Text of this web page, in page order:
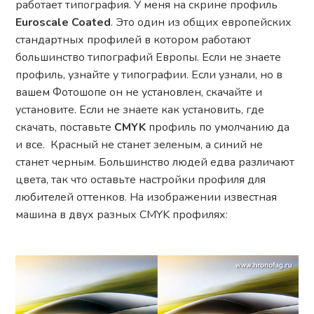
работает типография. У меня на скрине профиль
Euroscale Coated. Это один из общих европейских
стандартных профилей в котором работают
большинство типографий Европы. Если не знаете
профиль, узнайте у типографии. Если узнали, но в
вашем Фотошопе он не установлен, скачайте и
установите. Если не знаете как установить, где
скачать, поставьте CMYK профиль по умолчанию да
и все. Красный не станет зеленым, а синий не
станет черным. Большинство людей едва различают
цвета, так что оставьте настройки профиля для
любителей оттенков. На изображении известная
машина в двух разных CMYK профилях: